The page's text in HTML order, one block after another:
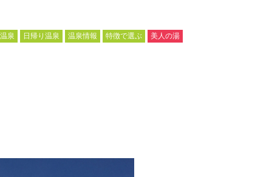
泉 日帰り温泉 温泉情報 特徴で選ぶ 美人の湯